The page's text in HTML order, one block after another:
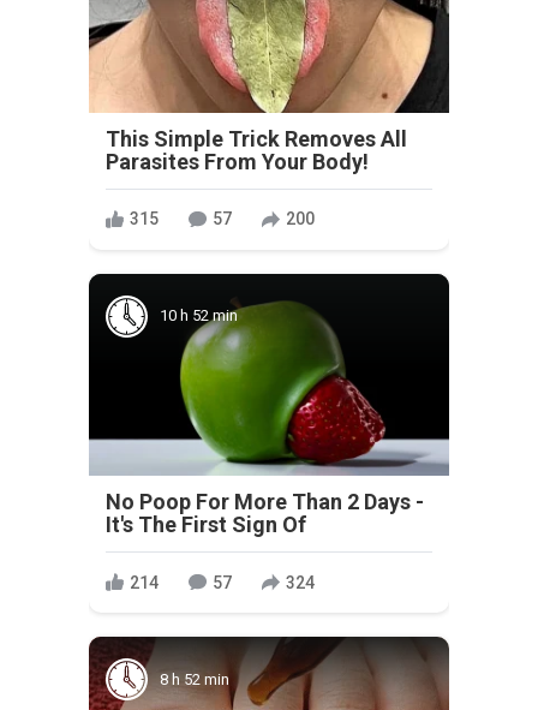
This Simple Trick Removes All
Parasites From Your Body!
315 57 200
10 h 52 min
No Poop For More Than 2 Days -
It's The First Sign Of
214 57 324
8 h 52 min